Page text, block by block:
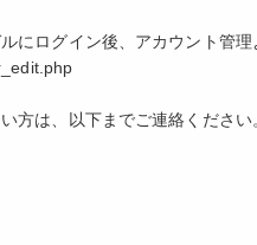
にログイン後、アカウント管理
方は、以下までご連絡ください